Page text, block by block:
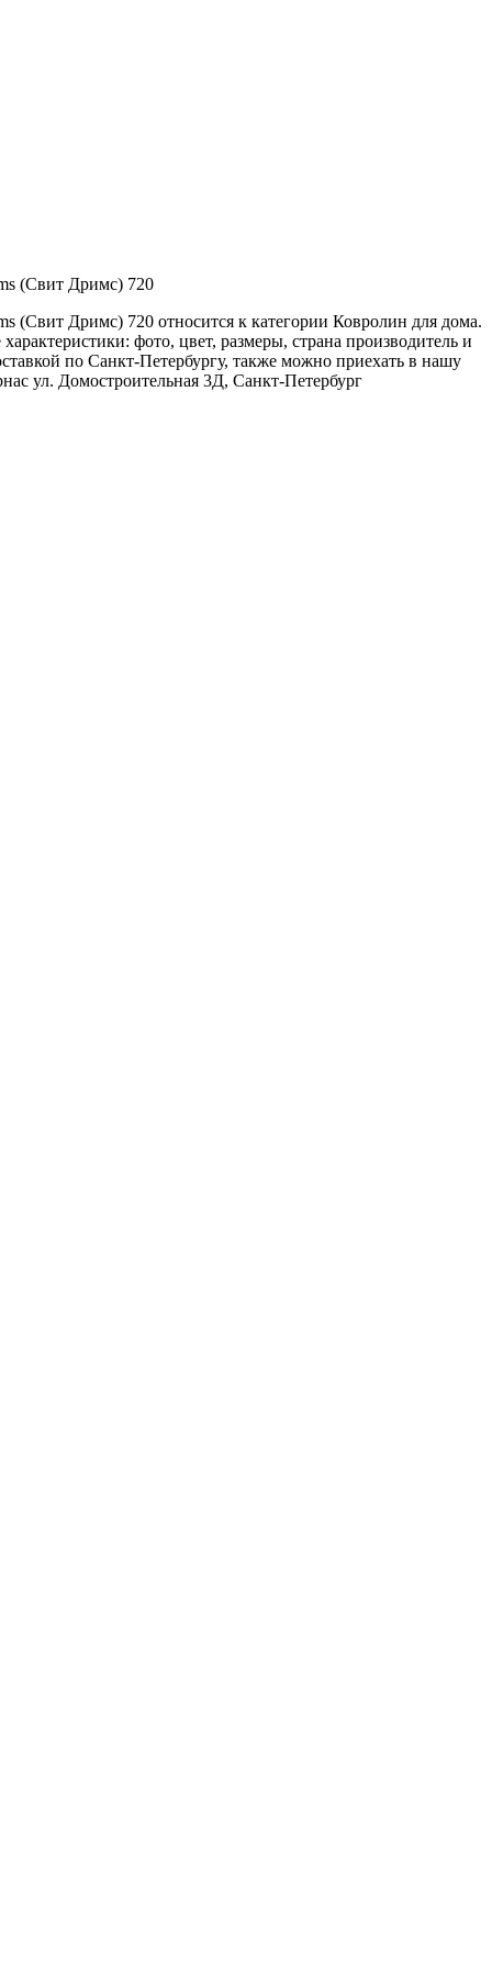
(Свит Дримс) 720
(Свит Дримс) 720 относится к категории Ковролин для дома.
фото, цвет, размеры, страна производитель и
по Санкт-Петербургу, также можно приехать в нашу
ул. Домостроительная 3Д, Санкт-Петербург